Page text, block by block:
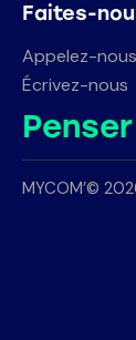
Faites-
Appelez-nous
Écrivez-nous
Penser
MYCOM’©